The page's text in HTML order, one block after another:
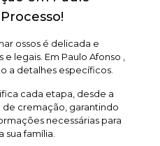
ossos é delicada e
legais. Em Paulo Afonso ,
a detalhes específicos.
cada etapa, desde a
cremação, garantindo
necessárias para
família.